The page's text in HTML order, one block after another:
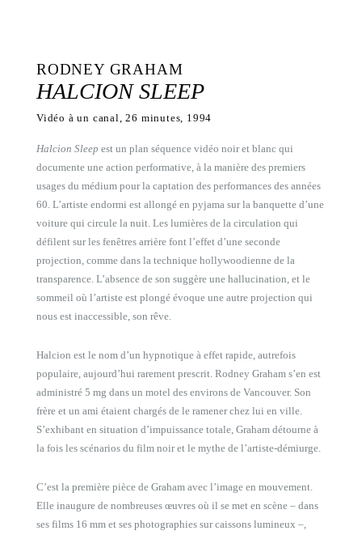
RODNEY GRAHAM
HALCION SLEEP
Vidéo à un canal, 26 minutes, 1994
Halcion Sleep est un plan séquence vidéo noir et blanc qui
documente une action performative, à la manière des premiers
usages du médium pour la captation des performances des années
60. L’artiste endormi est allongé en pyjama sur la banquette d’une
voiture qui circule la nuit. Les lumières de la circulation qui
défilent sur les fenêtres arrière font l’effet d’une seconde
projection, comme dans la technique hollywoodienne de la
transparence. L’absence de son suggère une hallucination, et le
sommeil où l’artiste est plongé évoque une autre projection qui
nous est inaccessible, son rêve.
Halcion est le nom d’un hypnotique à effet rapide, autrefois
populaire, aujourd’hui rarement prescrit. Rodney Graham s’en est
administré 5 mg dans un motel des environs de Vancouver. Son
frère et un ami étaient chargés de le ramener chez lui en ville.
S’exhibant en situation d’impuissance totale, Graham détourne à
la fois les scénarios du film noir et le mythe de l’artiste-démiurge.
C’est la première pièce de Graham avec l’image en mouvement.
Elle inaugure de nombreuses œuvres où il se met en scène – dans
ses films 16 mm et ses photographies sur caissons lumineux –,